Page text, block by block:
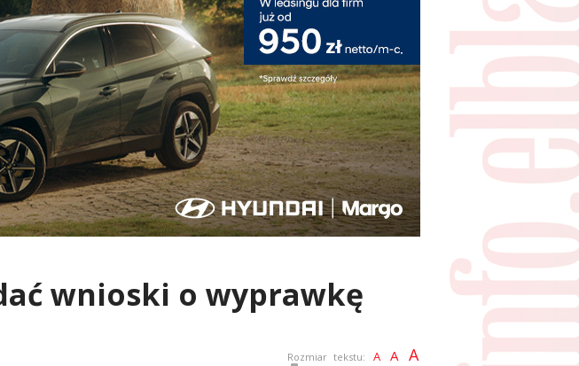
wnioski o wyprawkę
Rozmiar tekstu: A A A